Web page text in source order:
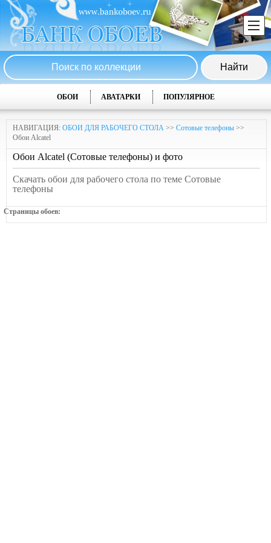
ОБОИ АВАТАРКИ ПОПУЛЯРНОЕ
НАВИГАЦИЯ: ОБОИ ДЛЯ РАБОЧЕГО СТОЛА >> Сотовые телефоны >>
Обои Alcatel
Обои Alcatel (Сотовые телефоны) и фото
Скачать обои для рабочего стола по теме Сотовые
телефоны
Страницы обоев: